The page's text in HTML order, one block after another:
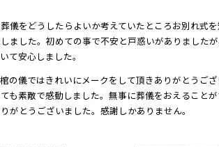
儀をどうしたらよいか考えていたところお別れ式
ました。初めての事で不安と戸惑いがありました
て安心しました。
の儀ではきれいにメークをして頂きありがとうご
も素敵で感動しました。無事に葬儀をおえることが
がとうございました。感謝しかありません。